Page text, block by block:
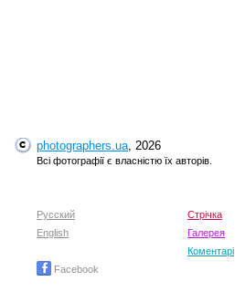
photographers.ua, 2026
Всі фотографії є власністю їх авторів.
Русский
English
Facebook
Стрічка
Галерея
Коментарі